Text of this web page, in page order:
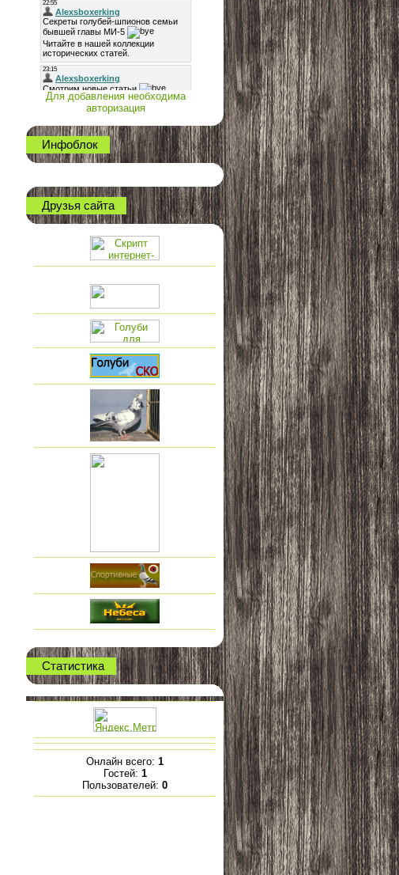
Для добавления необходима
авторизация
Инфоблок
Друзья сайта
Статистика
Онлайн всего: 1
Гостей: 1
Пользователей: 0